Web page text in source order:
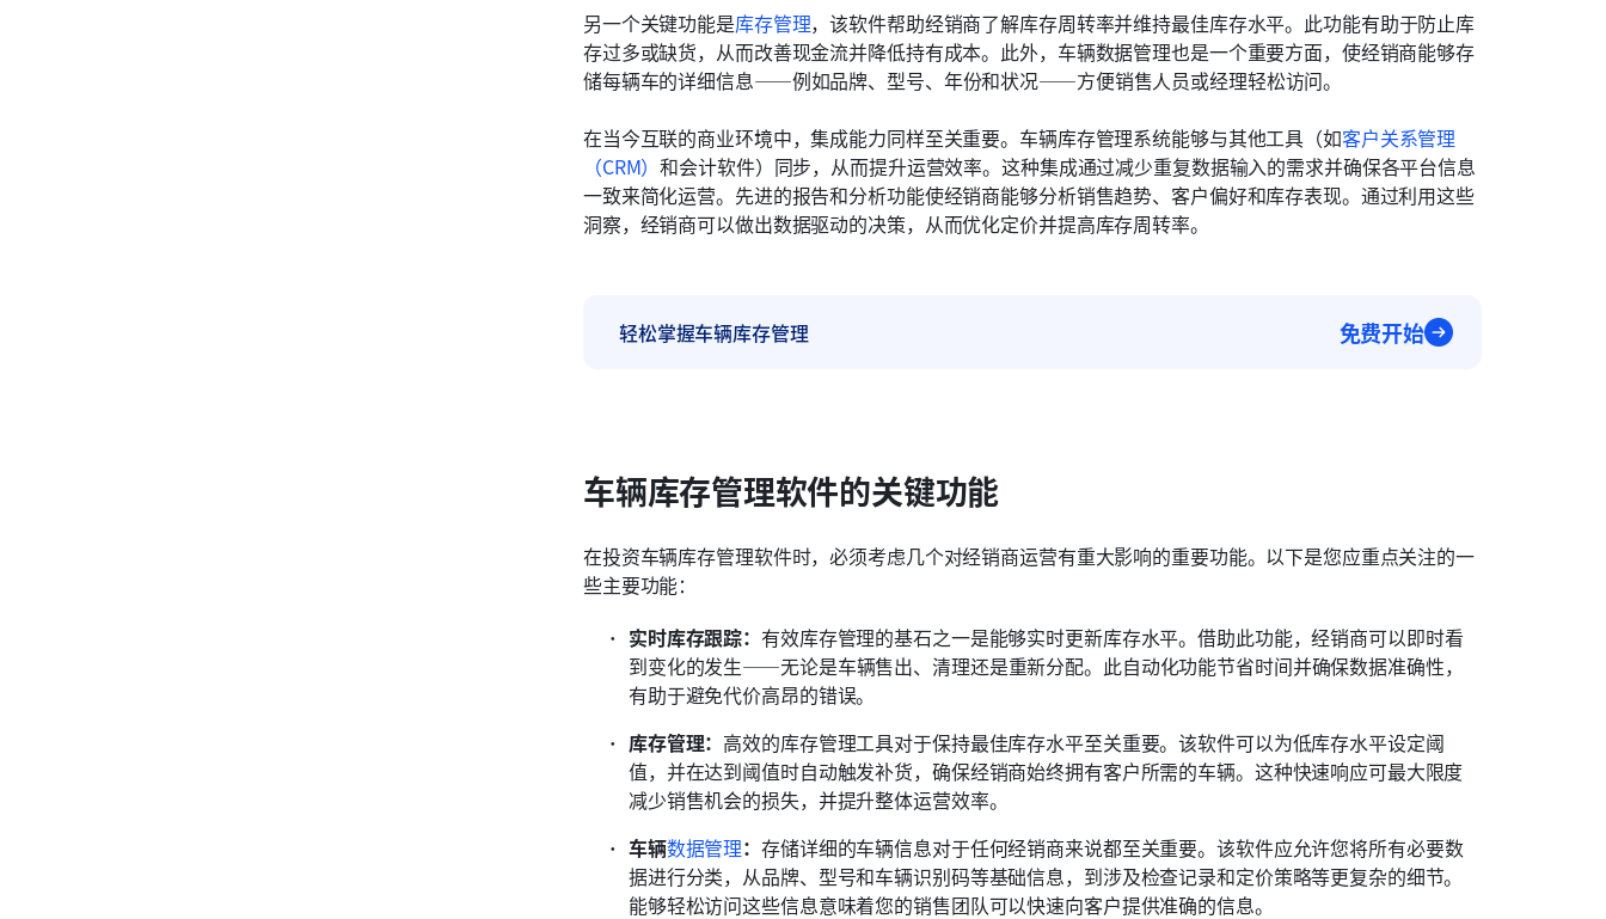
另一个关键功能是库存管理，该软件帮助经销商了解库存周转率并维持最佳库存水平。此功能有助于防止库
存过多或缺货，从而改善现金流并降低持有成本。此外，车辆数据管理也是一个重要方面，使经销商能够存
储每辆车的详细信息——例如品牌、型号、年份和状况——方便销售人员或经理轻松访问。
在当今互联的商业环境中，集成能力同样至关重要。车辆库存管理系统能够与其他工具（如客户关系管理
（CRM）和会计软件）同步，从而提升运营效率。这种集成通过减少重复数据输入的需求并确保各平台信息
一致来简化运营。先进的报告和分析功能使经销商能够分析销售趋势、客户偏好和库存表现。通过利用这些
洞察，经销商可以做出数据驱动的决策，从而优化定价并提高库存周转率。
轻松掌握车辆库存管理 免费开始
车辆库存管理软件的关键功能
在投资车辆库存管理软件时，必须考虑几个对经销商运营有重大影响的重要功能。以下是您应重点关注的一
些主要功能：
实时库存跟踪： 有效库存管理的基石之一是能够实时更新库存水平。借助此功能，经销商可以即时看
到变化的发生——无论是车辆售出、清理还是重新分配。此自动化功能节省时间并确保数据准确性，
有助于避免代价高昂的错误。
库存管理： 高效的库存管理工具对于保持最佳库存水平至关重要。该软件可以为低库存水平设定阈
值，并在达到阈值时自动触发补货，确保经销商始终拥有客户所需的车辆。这种快速响应可最大限度
减少销售机会的损失，并提升整体运营效率。
车辆数据管理：存储详细的车辆信息对于任何经销商来说都至关重要。该软件应允许您将所有必要数
据进行分类，从品牌、型号和车辆识别码等基础信息，到涉及检查记录和定价策略等更复杂的细节。
能够轻松访问这些信息意味着您的销售团队可以快速向客户提供准确的信息。